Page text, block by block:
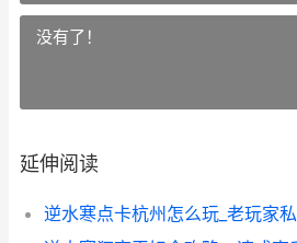
没有了！
延伸阅读